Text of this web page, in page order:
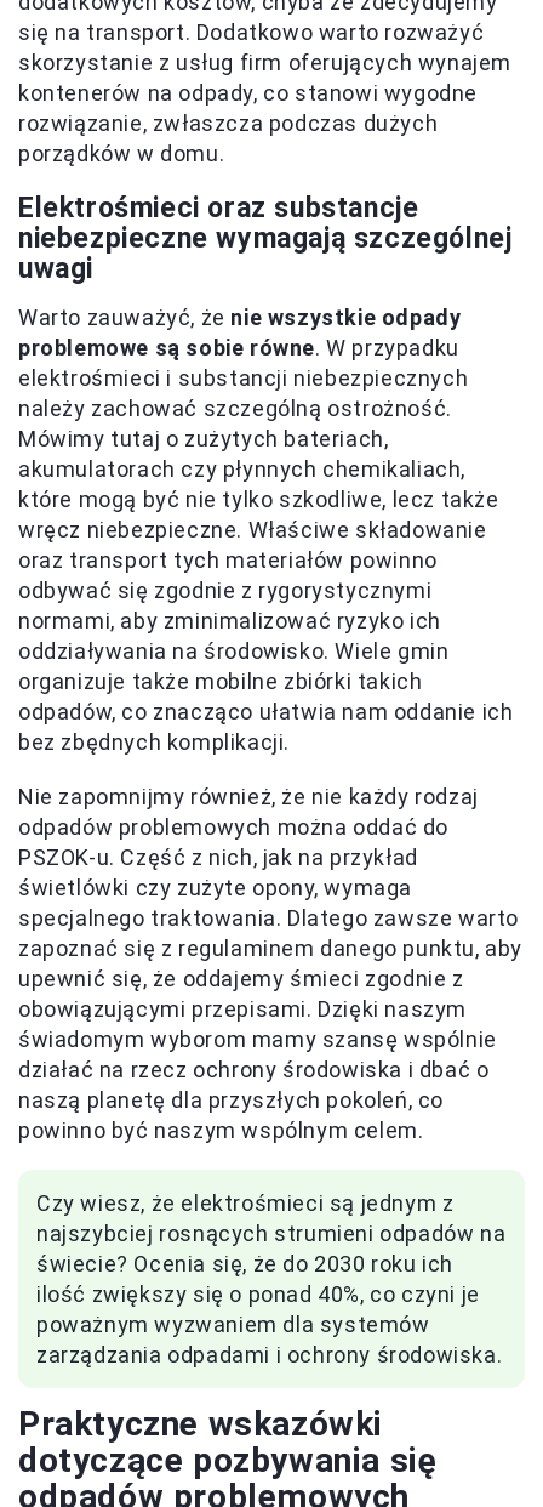
się na transport. Dodatkowo warto rozważyć
skorzystanie z usług firm oferujących wynajem
kontenerów na odpady, co stanowi wygodne
rozwiązanie, zwłaszcza podczas dużych
porządków w domu.
Elektrośmieci oraz substancje
niebezpieczne wymagają szczególnej
uwagi
Warto zauważyć, że nie wszystkie odpady
problemowe są sobie równe. W przypadku
elektrośmieci i substancji niebezpiecznych
należy zachować szczególną ostrożność.
Mówimy tutaj o zużytych bateriach,
akumulatorach czy płynnych chemikaliach,
które mogą być nie tylko szkodliwe, lecz także
wręcz niebezpieczne. Właściwe składowanie
oraz transport tych materiałów powinno
odbywać się zgodnie z rygorystycznymi
normami, aby zminimalizować ryzyko ich
oddziaływania na środowisko. Wiele gmin
organizuje także mobilne zbiórki takich
odpadów, co znacząco ułatwia nam oddanie ich
bez zbędnych komplikacji.
Nie zapomnijmy również, że nie każdy rodzaj
odpadów problemowych można oddać do
PSZOK-u. Część z nich, jak na przykład
świetlówki czy zużyte opony, wymaga
specjalnego traktowania. Dlatego zawsze warto
zapoznać się z regulaminem danego punktu, aby
upewnić się, że oddajemy śmieci zgodnie z
obowiązującymi przepisami. Dzięki naszym
świadomym wyborom mamy szansę wspólnie
działać na rzecz ochrony środowiska i dbać o
naszą planetę dla przyszłych pokoleń, co
powinno być naszym wspólnym celem.
Czy wiesz, że elektrośmieci są jednym z
najszybciej rosnących strumieni odpadów na
świecie? Ocenia się, że do 2030 roku ich
ilość zwiększy się o ponad 40%, co czyni je
poważnym wyzwaniem dla systemów
zarządzania odpadami i ochrony środowiska.
Praktyczne wskazówki
dotyczące pozbywania się
odpadów problemowych